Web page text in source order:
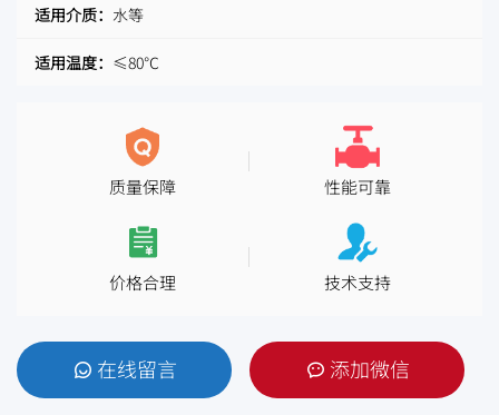
适用介质： 水等
适用温度： ≤80℃
质量保障 性能可靠
价格合理 技术支持
在线留言 添加微信